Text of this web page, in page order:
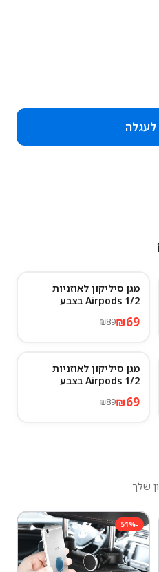
לעגלה
-
22 %
מגן סיליקון לאוזניות
Airpods 1/2 בצבע
₪69
₪89
-
22 %
מגן סיליקון לאוזניות
Airpods 1/2 בצבע
₪69
₪89
שלך
-
51%